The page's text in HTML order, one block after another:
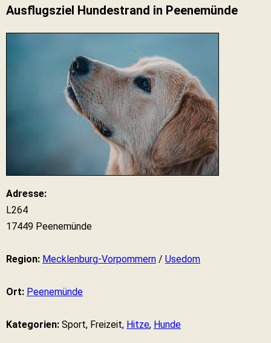
Ausflugsziel Hundestrand in Peenemünde
Adresse:
L264
17449 Peenemünde
Region: Mecklenburg-Vorpommern / Usedom
Ort: Peenemünde
Kategorien: Sport, Freizeit, Hitze, Hunde